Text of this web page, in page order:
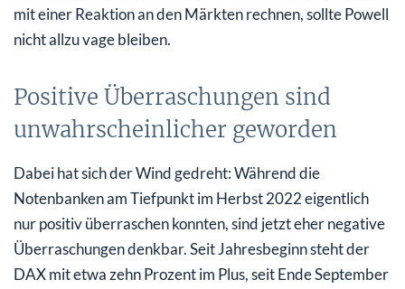
mit einer Reaktion an den Märkten rechnen, sollte Powell
nicht allzu vage bleiben.
Positive Überraschungen sind
unwahrscheinlicher geworden
Dabei hat sich der Wind gedreht: Während die
Notenbanken am Tiefpunkt im Herbst 2022 eigentlich
nur positiv überraschen konnten, sind jetzt eher negative
Überraschungen denkbar. Seit Jahresbeginn steht der
DAX mit etwa zehn Prozent im Plus, seit Ende September